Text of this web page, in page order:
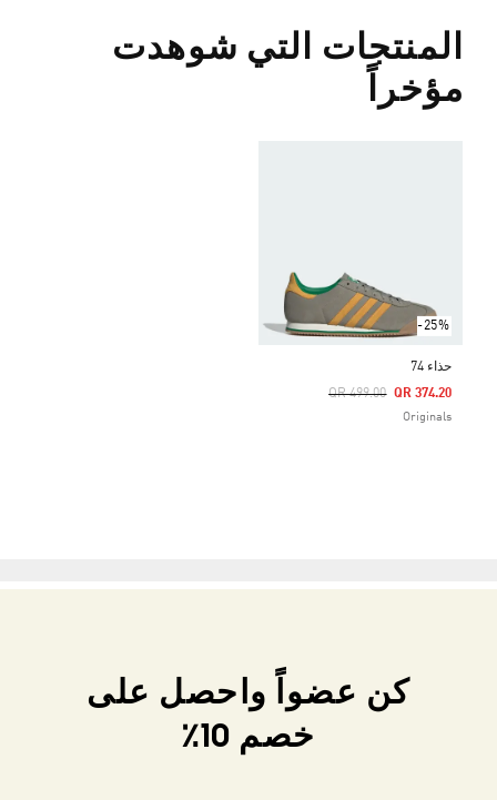
المنتجات التي شوهدت
مؤخراً
-25%
حذاء 74
Price Reduced From
QR 499.00
To QR 374.20
Originals
كن عضواً واحصل على
خصم 10٪